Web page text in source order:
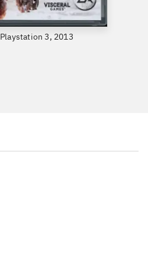
Playstation 3, 2013